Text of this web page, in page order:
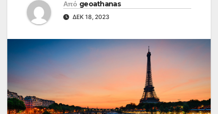
Από geoathanas
ΔΕΚ 18, 2023